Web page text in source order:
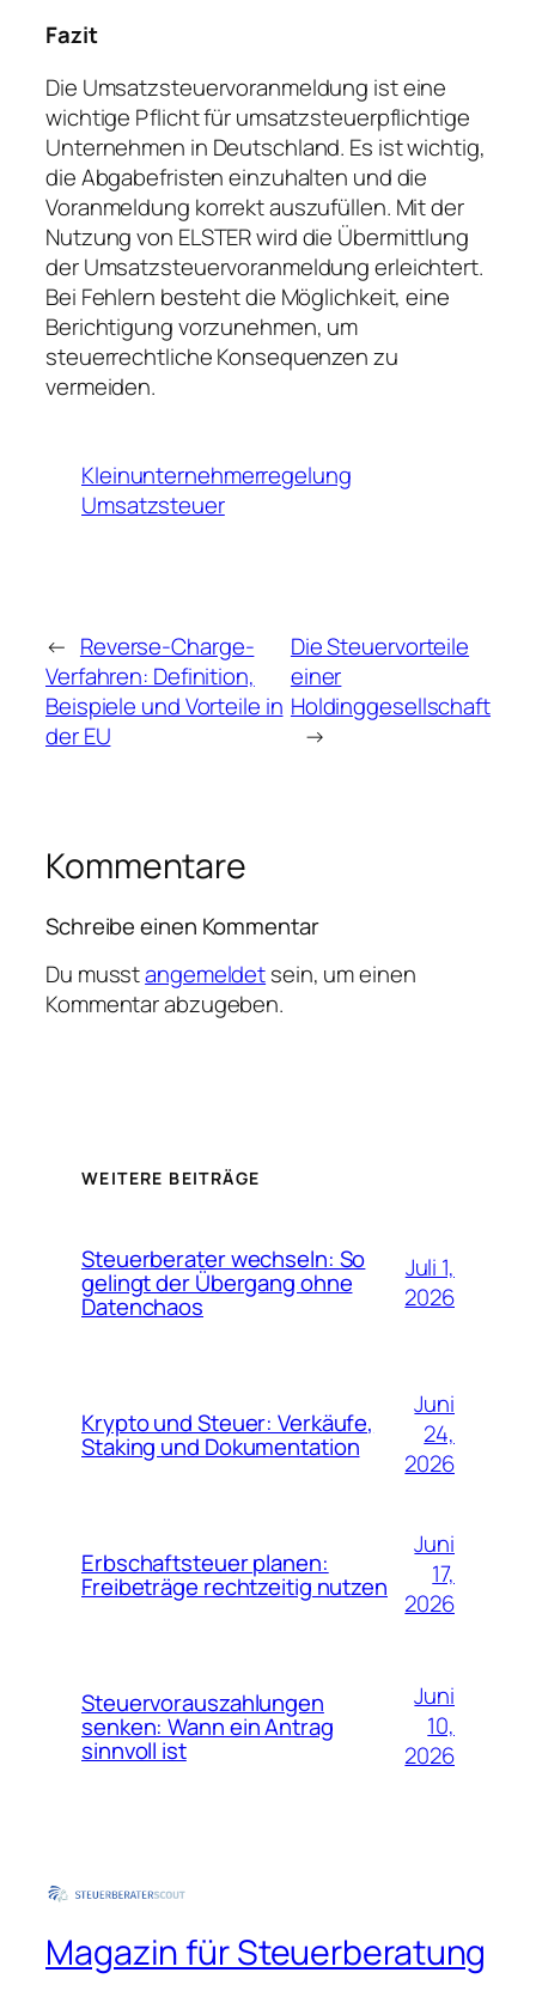
Fazit
Die Umsatzsteuervoranmeldung ist eine
wichtige Pflicht für umsatzsteuerpflichtige
Unternehmen in Deutschland. Es ist wichtig,
die Abgabefristen einzuhalten und die
Voranmeldung korrekt auszufüllen. Mit der
Nutzung von ELSTER wird die Übermittlung
der Umsatzsteuervoranmeldung erleichtert.
Bei Fehlern besteht die Möglichkeit, eine
Berichtigung vorzunehmen, um
steuerrechtliche Konsequenzen zu
vermeiden.
Kleinunternehmerregelung
Umsatzsteuer
← Reverse-Charge-
Verfahren: Definition,
Beispiele und Vorteile in
der EU
Die Steuervorteile
einer
Holdinggesellschaft
→
Kommentare
Schreibe einen Kommentar
Du musstangemeldetsein, um einen
Kommentar abzugeben.
WEITERE BEITRÄGE
Steuerberater wechseln: So
gelingt der Übergang ohne
Datenchaos
Juli 1,
2026
Krypto und Steuer: Verkäufe,
Staking und Dokumentation
Juni
24,
2026
Erbschaftsteuer planen:
Freibeträge rechtzeitig nutzen
Juni
17,
2026
Steuervorauszahlungen
senken: Wann ein Antrag
sinnvoll ist
Juni
10,
2026
Magazin für Steuerberatung